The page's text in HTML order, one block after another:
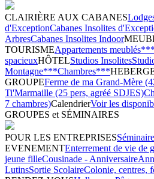
CLAIRIÈRE AUX CABANES
d'ExceptionCabanes Insolites
ArbresCabanes Insolites Indoor
TOURISMEAppartements meublés***
spacieuxHÔTELStudios Insolites
Montagne***Chambres***
GROUPEFerme de ma Grand-Mère
Ti'Marmaille (25 pers, agréé SDJES)
7 chambres)CalendrierVoir les
GROUPES et SÉMINAIRES
POUR LES ENTREPRISESSéminaire
EVENEMENTEnterrement de vie de
jeune filleCousinade - Anniversaire
LutinsSortie ScolaireColonie, centres,